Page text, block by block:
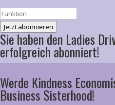
Jetzt abonnieren
Sie haben den Ladies
erfolgreich abonniert!
Werde Kindness
Business Sisterhood!